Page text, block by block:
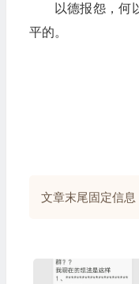
以德报怨，何
平的。
文章末尾固定信息